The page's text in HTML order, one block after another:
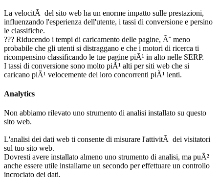
La velocitÃ del sito web ha un enorme impatto sulle prestazioni,
influenzando l'esperienza dell'utente, i tassi di conversione e persino
le classifiche.
??? Riducendo i tempi di caricamento delle pagine, Ã¨ meno
probabile che gli utenti si distraggano e che i motori di ricerca ti
ricompensino classificando le tue pagine piÃ¹ in alto nelle SERP.
I tassi di conversione sono molto piÃ¹ alti per siti web che si
caricano piÃ¹ velocemente dei loro concorrenti piÃ¹ lenti.
Analytics
Non abbiamo rilevato uno strumento di analisi installato su questo
sito web.
L'analisi dei dati web ti consente di misurare l'attivitÃ dei visitatori
sul tuo sito web.
Dovresti avere installato almeno uno strumento di analisi, ma puÃ²
anche essere utile installarne un secondo per effettuare un controllo
incrociato dei dati.